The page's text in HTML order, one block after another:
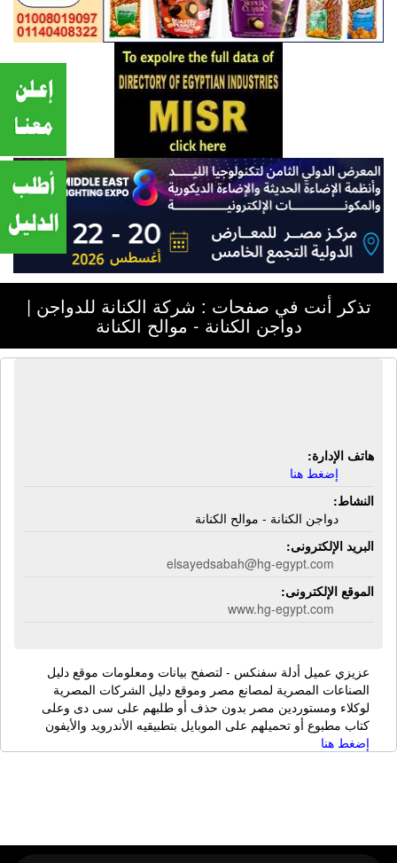
تذكر أنت في صفحات : شركة الكنانة للدواجن |
دواجن الكنانة - موالح الكنانة
هاتف الإدارة:
إضغط هنا
النشاط:
دواجن الكنانة - موالح الكنانة
البريد الإلكترونى:
elsayedsabah@hg-egypt.com
الموقع الإلكترونى:
www.hg-egypt.com
عزيزي عميل أدلة سفنكس - لتصفح بيانات ومعلومات موقع دليل
الصناعات المصرية لمصانع مصر وموقع دليل الشركات المصرية
لوكلاء ومستوردين مصر بدون حذف أو طلبهم على سى دى وعلى
كتاب مطبوع أو تحميلهم على الموبايل بتطبيقيه الأندرويد والأيفون
إضغط هنا